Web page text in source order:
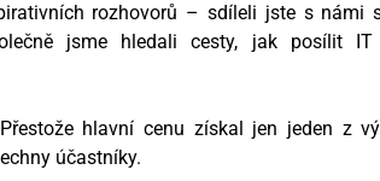
rozhovorů – sdíleli jste s námi
jsme hledali cesty, jak posílit IT
hlavní cenu získal jen jeden z
účastníky.